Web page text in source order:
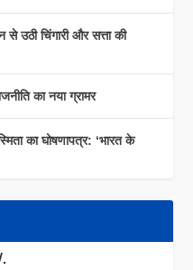
उठी चिंगारी और सत्ता की
का नया ग्रामर
का घोषणापत्र: ‘भारत के